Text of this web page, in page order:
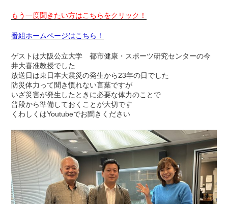
もう一度聞きたい方はこちらをクリック！
番組ホームページはこちら！
ゲストは大阪公立大学 都市健康・スポーツ研究センターの今
井大喜准教授でした
放送日は東日本大震災の発生から23年の日でした
防災体力って聞き慣れない言葉ですが
いざ災害が発生したときに必要な体力のことで
普段から準備しておくことが大切です
くわしくはYoutubeでお聞きください